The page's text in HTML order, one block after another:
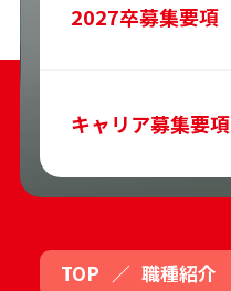
2027卒募集要項
キャリア募集要項
TOP ／ 職種紹介